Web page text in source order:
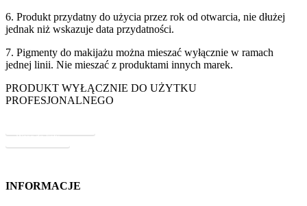
6. Produkt przydatny do użycia przez rok od otwarcia, nie dłużej
jednak niż wskazuje data przydatności.
7. Pigmenty do makijażu można mieszać wyłącznie w ramach
jednej linii. Nie mieszać z produktami innych marek.
PRODUKT WYŁĄCZNIE DO UŻYTKU
PROFESJONALNEGO
Wróć do listy
INFORMACJE